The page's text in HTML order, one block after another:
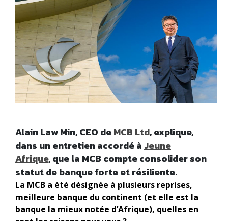
Alain Law Min, CEO deMCB Ltd, explique,
dans un entretien accordé à Jeune
Afrique, que la MCB compte consolider son
statut de banque forte et résiliente.
La MCB a été désignée à plusieurs reprises,
meilleure banque du continent (et elle est la
banque la mieux notée d’Afrique), quelles en